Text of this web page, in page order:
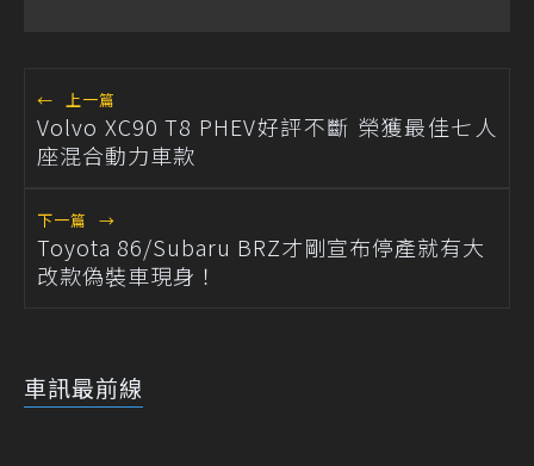
← 上一篇
Volvo XC90 T8 PHEV好評不斷 榮獲最佳七人
座混合動力車款
下一篇 →
Toyota 86/Subaru BRZ才剛宣布停產就有大
改款偽裝車現身！
車訊最前線